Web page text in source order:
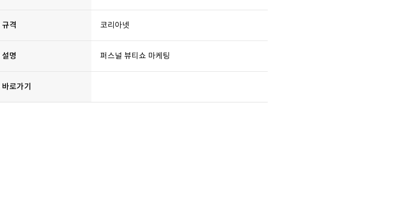
규격 코리아넷
설명 퍼스널 뷰티쇼 마케팅
바로가기